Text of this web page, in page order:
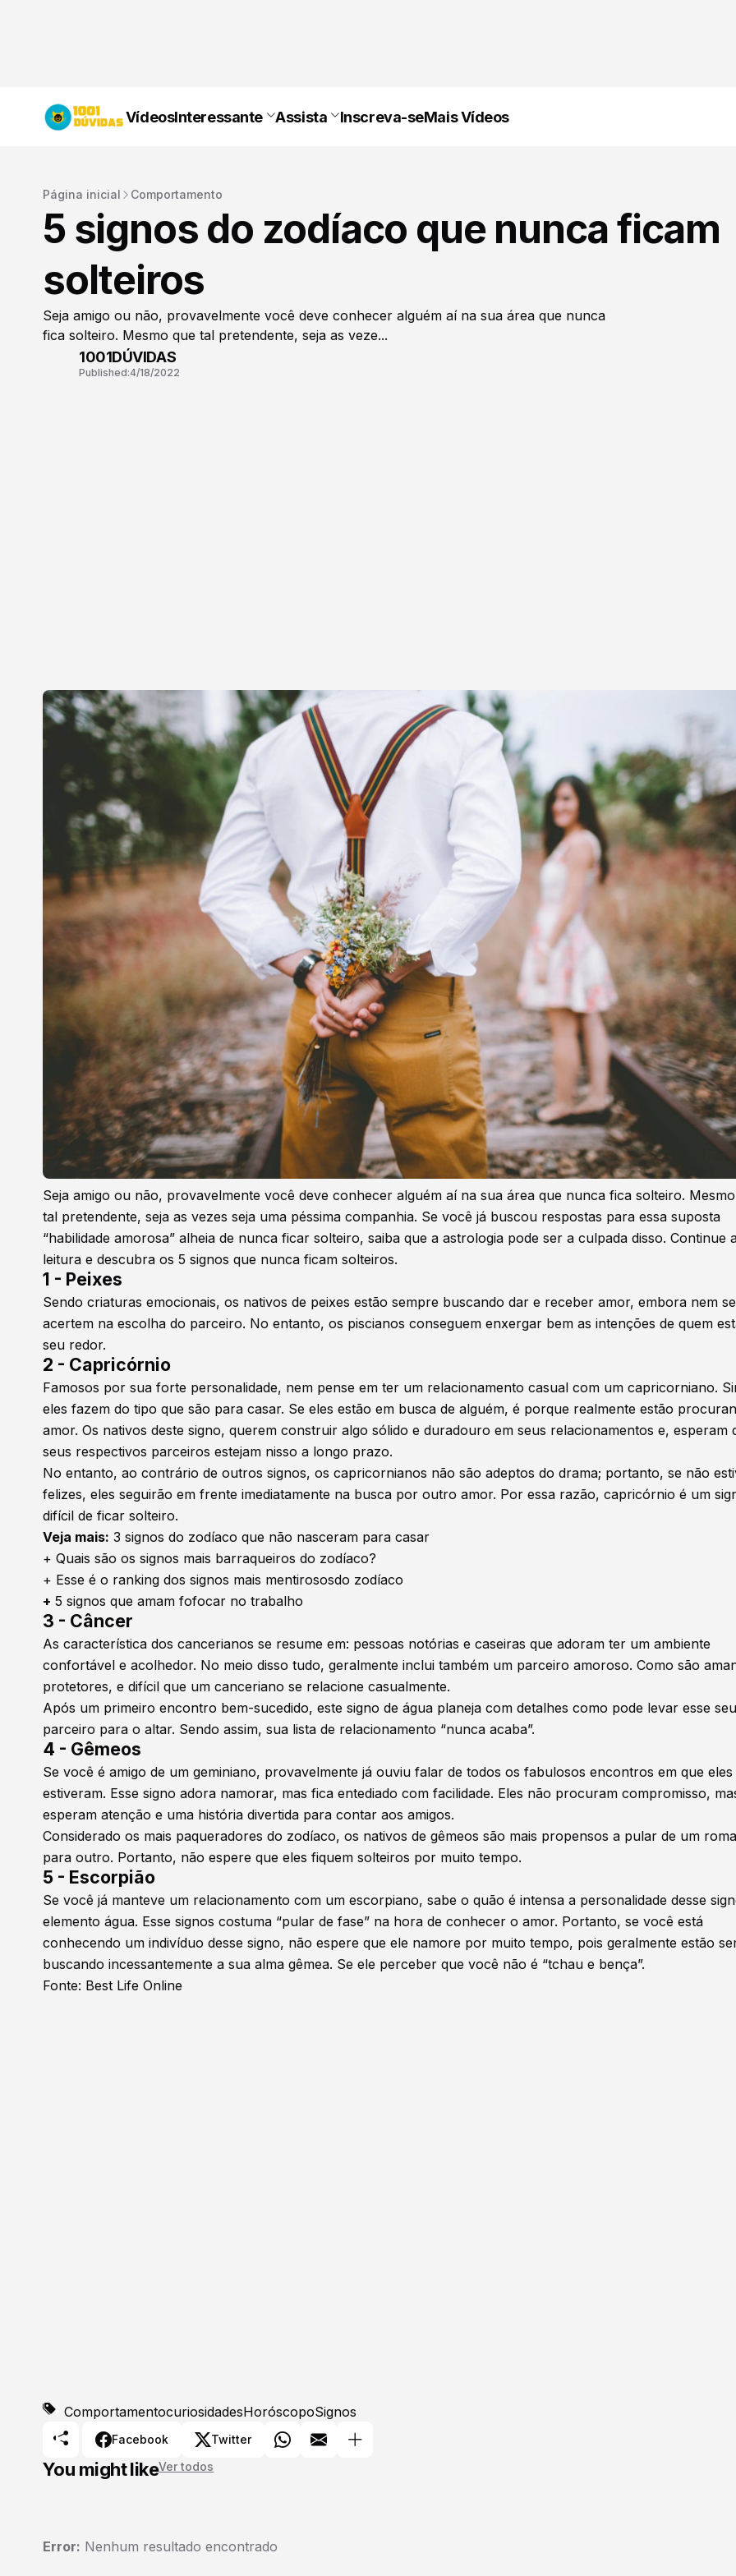
VídeosInteressante Assista Inscreva-seMais Vídeos
Página inicial Comportamento
5 signos do zodíaco que nunca ficam
solteiros
Seja amigo ou não, provavelmente você deve conhecer alguém aí na sua área que nunca
fica solteiro. Mesmo que tal pretendente, seja as veze...
1001DÚVIDAS
Published:4/18/2022
Seja amigo ou não, provavelmente você deve conhecer alguém aí na sua área que nunca fica solteiro.
tal pretendente, seja as vezes seja uma péssima companhia. Se você já buscou respostas para essa suposta
“habilidade amorosa” alheia de nunca ficar solteiro, saiba que a astrologia pode ser a culpada disso. Continue
leitura e descubra os 5 signos que nunca ficam solteiros.
1 - Peixes
Sendo criaturas emocionais, os nativos de peixes estão sempre buscando dar e receber amor, embora nem
acertem na escolha do parceiro. No entanto, os piscianos conseguem enxergar bem as intenções de quem
seu redor.
2 - Capricórnio
Famosos por sua forte personalidade, nem pense em ter um relacionamento casual com um capricorniano.
eles fazem do tipo que são para casar. Se eles estão em busca de alguém, é porque realmente estão
amor. Os nativos deste signo, querem construir algo sólido e duradouro em seus relacionamentos e, esperam
seus respectivos parceiros estejam nisso a longo prazo.
No entanto, ao contrário de outros signos, os capricornianos não são adeptos do drama; portanto, se não
felizes, eles seguirão em frente imediatamente na busca por outro amor. Por essa razão, capricórnio é um
difícil de ficar solteiro.
Veja mais: 3 signos do zodíaco que não nasceram para casar
+ Quais são os signos mais barraqueiros do zodíaco?
+ Esse é o ranking dos signos mais mentirososdo zodíaco
+ 5 signos que amam fofocar no trabalho
3 - Câncer
As característica dos cancerianos se resume em: pessoas notórias e caseiras que adoram ter um ambiente
confortável e acolhedor. No meio disso tudo, geralmente inclui também um parceiro amoroso. Como são
protetores, e difícil que um canceriano se relacione casualmente.
Após um primeiro encontro bem-sucedido, este signo de água planeja com detalhes como pode levar esse seu
parceiro para o altar. Sendo assim, sua lista de relacionamento “nunca acaba”.
4 - Gêmeos
Se você é amigo de um geminiano, provavelmente já ouviu falar de todos os fabulosos encontros em que eles
estiveram. Esse signo adora namorar, mas fica entediado com facilidade. Eles não procuram compromisso,
esperam atenção e uma história divertida para contar aos amigos.
Considerado os mais paqueradores do zodíaco, os nativos de gêmeos são mais propensos a pular de um
para outro. Portanto, não espere que eles fiquem solteiros por muito tempo.
5 - Escorpião
Se você já manteve um relacionamento com um escorpiano, sabe o quão é intensa a personalidade desse
elemento água. Esse signos costuma “pular de fase” na hora de conhecer o amor. Portanto, se você está
conhecendo um indivíduo desse signo, não espere que ele namore por muito tempo, pois geralmente estão
buscando incessantemente a sua alma gêmea. Se ele perceber que você não é “tchau e bença”.
Fonte: Best Life Online
ComportamentocuriosidadesHoróscopoSignos
Facebook Twitter
You might likeVer todos
Error: Nenhum resultado encontrado